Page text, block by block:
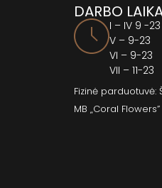
DARBO
I – IV 9 -23
V – 9-23
VI – 9-23
VII – 11-23
Fizinė parduotuvė:
MB „Coral Flowers”